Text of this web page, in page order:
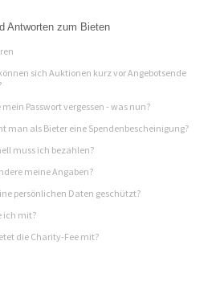
Antworten zum Bieten
sich Auktionen kurz vor Angebotsende
mein Passwort vergessen - was nun?
man als Bieter eine Spendenbescheinigung?
muss ich bezahlen?
meine Angaben?
persönlichen Daten geschützt?
ich mit?
die Charity-Fee mit?